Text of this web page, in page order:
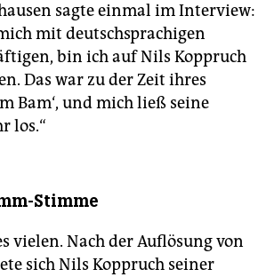
sagte einmal im Interview:
mit deutschsprachigen
bin ich auf Nils Koppruch
Das war zu der Zeit ihres
Bam‘, und mich ließ seine
los.“
Stimme
vielen. Nach der Auflösung von
sich Nils Koppruch seiner